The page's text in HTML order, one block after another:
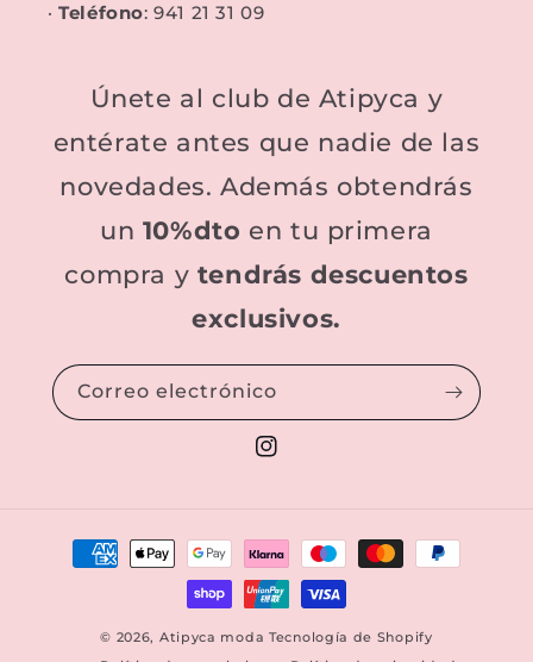
·Teléfono: 941 21 31 09
Únete al club de Atipyca y
entérate antes que nadie de las
novedades. Además obtendrás
un 10%dto en tu primera
compra y tendrás descuentos
exclusivos.
Correo electrónico
Instagram
Formas
© 2026, Atipyca moda Tecnología de Shopify